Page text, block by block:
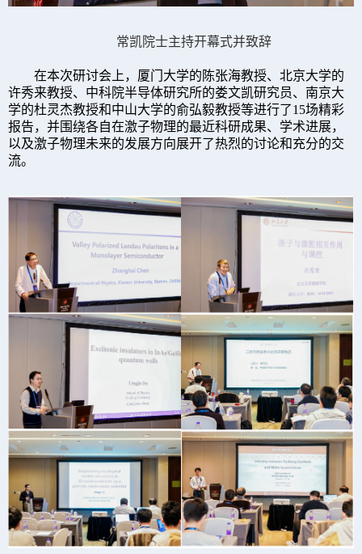
常凯院士主持开幕式并致辞
在本次研讨会上， 厦门大学的 陈张海教授、 北京大学的
许秀来教授、 中科院半导体研究所的娄文凯研究员、 南京大
学的杜灵杰教授和中山大学的俞弘毅教授等进行了15场精彩
报告，并围绕各自在激子物理的最近科研成果、学术进展，
以及激子物理未来的发展方向展开了热烈的讨论和充分的交
流。